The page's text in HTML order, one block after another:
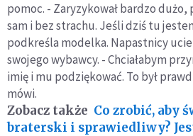
pomoc. - Zaryzykował bardzo
sam i bez strachu. Jeśli dziś tu
podkreśla modelka. Napastnicy
swojego wybawcy. - Chciałabym
imię i mu podziękować. To był
mówi.
Zobacz także Co zrobić, aby
braterski i sprawiedliwy?